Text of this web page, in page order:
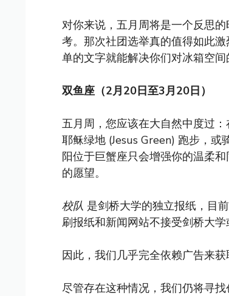
对你来说，五月周将是一个反思
考。那次社团选举真的值得如此
单的文字就能解决你们对冰箱空间
双鱼座（2月20日至3月20日）
五月周，您应该在大自然中度过
耶稣绿地 (Jesus Green) 跑步，
阳位于巨蟹座只会增强你的温柔
的愿望。
校队 是剑桥大学的独立报纸，目
刷报纸和新闻网站不接受剑桥大学
因此，我们几乎完全依赖广告来
尽管存在这种情况，我们仍将寻